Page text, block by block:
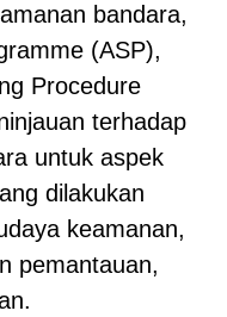
bandara,
(ASP),
Procedure
terhadap
untuk aspek
dilakukan
keamanan,
pemantauan,